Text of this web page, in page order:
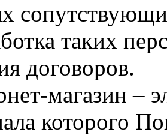
таких
договоров.
магазин –
которого